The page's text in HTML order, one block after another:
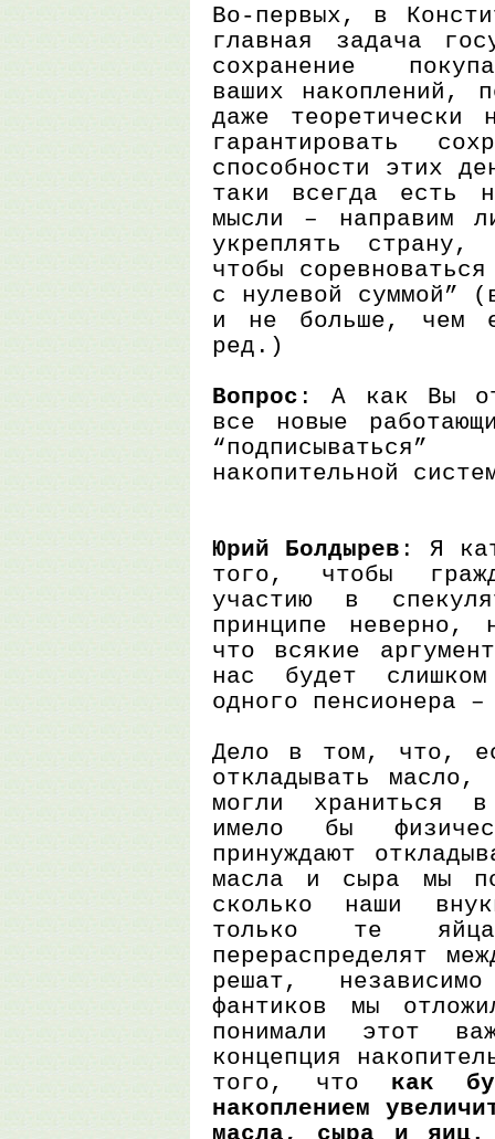
Во-первых, в
главная задача
сохранение
ваших накоплений,
даже теоретически
гарантировать
способности этих
таки всегда есть
мысли – направим
укреплять
чтобы
с нулевой суммой”
и не больше, чем
ред.)
Вопрос : А как Вы
все новые
накопительной
Юрий Болдырев : Я
того, чтобы
участию в
принципе
что всякие
нас будет
одного пенсионера
Дело в том, что,
откладывать
могли храниться
имело бы
принуждают
масла и сыра мы
сколько наши
только те
перераспределят
решат,
фантиков мы
понимали этот
концепция
того, что как
накоплением
масла, сыра и